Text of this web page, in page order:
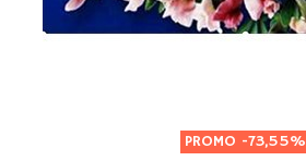
PROMO -73,55%